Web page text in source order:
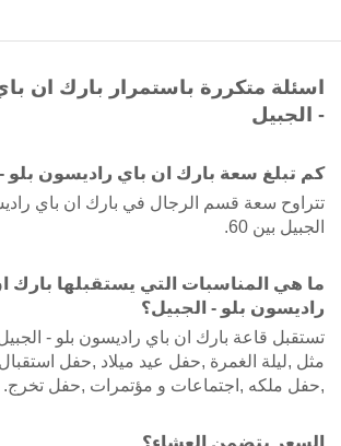
اسئلة متكررة باستمرار بارك ان
- الجبيل
كم تبلغ سعة بارك ان باي راديسون بلو
تتراوح سعة قسم الرجال في بارك ان باي
الجبيل بين 60.
ما هي المناسبات التي يستقبلها بارك
راديسون بلو - الجبيل؟
تستقبل قاعة بارك ان باي راديسون بلو -
مثل ,ليلة الغمرة ,حفل عيد ميلاد ,حفل
,حفل ملكه ,اجتماعات و مؤتمرات ,حفل تخرج.
السعر يتضمن العشاء؟